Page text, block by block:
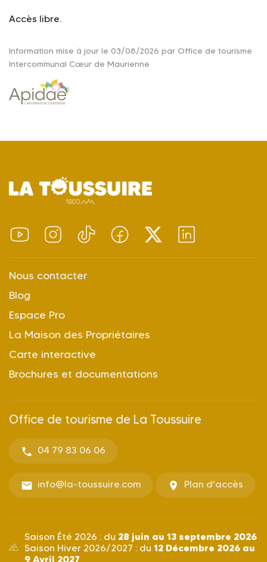
Accès libre.
Information mise à jour le 03/08/2026 par Office de tourisme
Intercommunal Cœur de Maurienne
Nous contacter
Blog
Espace Pro
La Maison des Propriétaires
Carte interactive
Brochures et documentations
Office de tourisme de La Toussuire
04 79 83 06 06
info@la-toussuire.com Plan d'accès
Saison Été 2026 : du 28 juin au 13 septembre 2026
Saison Hiver 2026/2027 : du 12 Décembre 2026 au
9 Avril 2027